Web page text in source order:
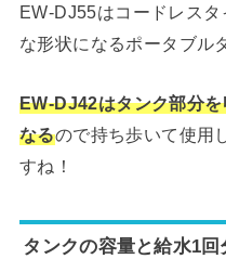
EW-DJ55はコードレス
な形状になるポータブル
EW-DJ42はタンク部分
なるので持ち歩いて使用
すね！
タンクの容量と給水1回